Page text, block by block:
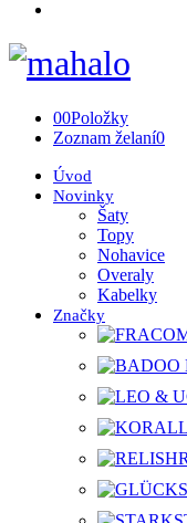
00Položky
Zoznam želaní0
Úvod
Novinky
Šaty
Topy
Nohavice
Overaly
Kabelky
Značky